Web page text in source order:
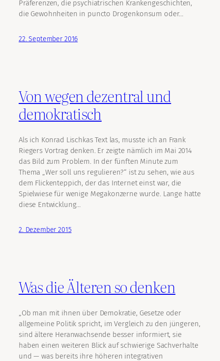
Präferenzen, die psychiatrischen Krankengeschichten,
die Gewohnheiten in puncto Drogenkonsum oder…
22. September 2016
Von wegen dezentral und
demokratisch
Als ich Konrad Lischkas Text las, musste ich an Frank
Riegers Vortrag denken. Er zeigte nämlich im Mai 2014
das Bild zum Problem. In der fünften Minute zum
Thema „Wer soll uns regulieren?“ ist zu sehen, wie aus
dem Flickenteppich, der das Internet einst war, die
Spielwiese für wenige Megakonzerne wurde. Lange hatte
diese Entwicklung…
2. Dezember 2015
Was die Älteren so denken
„Ob man mit ihnen über Demokratie, Gesetze oder
allgemeine Politik spricht, im Vergleich zu den jüngeren,
sind ältere Heranwachsende besser informiert, sie
haben einen weiteren Blick auf schwierige Sachverhalte
und — was bereits ihre höheren integrativen